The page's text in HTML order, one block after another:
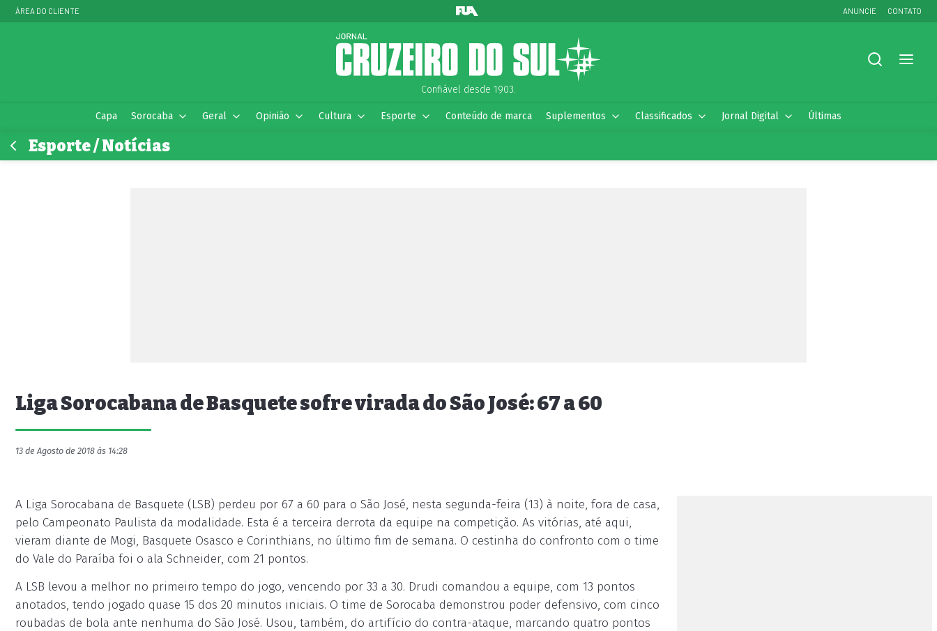
ÁREA DO CLIENTE ANUNCIE CONTATO
Confiável desde 1903.
Capa Sorocaba Geral Opinião Cultura Esporte Conteúdo de marca Suplementos Classificados Jornal Digital Últimas
Esporte / Notícias
Liga Sorocabana de Basquete sofre virada do São José: 67 a 60
13 de Agosto de 2018 às 14:28
A Liga Sorocabana de Basquete (LSB) perdeu por 67 a 60 para o São José, nesta segunda-feira (13) à noite, fora de casa,
pelo Campeonato Paulista da modalidade. Esta é a terceira derrota da equipe na competição. As vitórias, até aqui,
vieram diante de Mogi, Basquete Osasco e Corinthians, no último fim de semana. O cestinha do confronto com o time
do Vale do Paraíba foi o ala Schneider, com 21 pontos.
A LSB levou a melhor no primeiro tempo do jogo, vencendo por 33 a 30. Drudi comandou a equipe, com 13 pontos
anotados, tendo jogado quase 15 dos 20 minutos iniciais. O time de Sorocaba demonstrou poder defensivo, com cinco
roubadas de bola ante nenhuma do São José. Usou, também, do artifício do contra-ataque, marcando quatro pontos